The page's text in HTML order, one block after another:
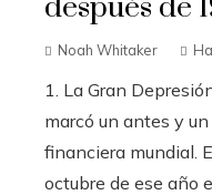
Noah Whitaker
1. La Gran
marcó un antes y
financiera mundial.
octubre de ese año